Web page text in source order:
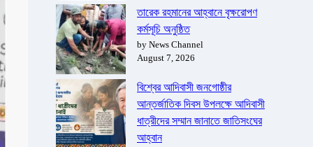
তারেক রহমানের আহ্বানে বৃক্ষরোপণ
কর্মসূচি অনুষ্ঠিত
by News Channel
August 7, 2026
বিশ্বের আদিবাসী জনগোষ্ঠীর
আন্তর্জাতিক দিবস উপলক্ষে আদিবাসী
ধাত্রীদের সম্মান জানাতে জাতিসংঘের
আহ্বান